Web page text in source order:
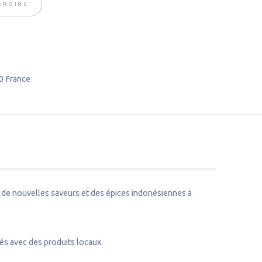
France
nouvelles saveurs et des épices indonésiennes à
avec des produits locaux.